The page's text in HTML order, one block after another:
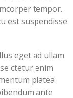
tempor.
est suspendisse
eget ad ullam
ctetur enim
platea
ante